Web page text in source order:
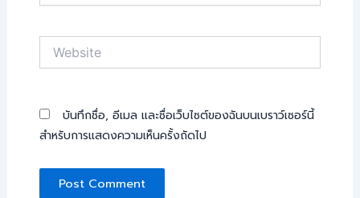
Website
บันทึกชื่อ, อีเมล และชื่อเว็บไซต์ของฉันบนเบราว์เซอร์นี้
สำหรับการแสดงความเห็นครั้งถัดไป